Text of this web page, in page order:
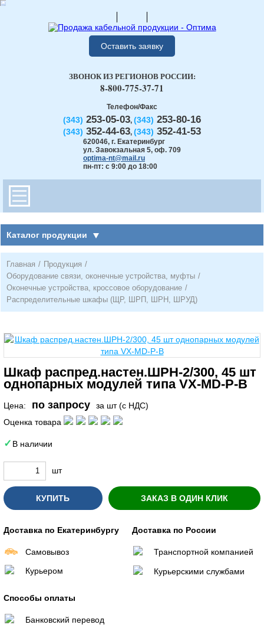
Оставить заявку
Телефон/Факс
(343) 253-05-03, (343) 253-80-16
(343) 352-44-63, (343) 352-41-53
620046, г. Екатеринбург
ул. Завокзальная 5, оф. 709
optima-nt@mail.ru
пн-пт: с 9:00 до 18:00
ЗВОНОК ИЗ РЕГИОНОВ РОССИИ:
8-800-775-37-71
Каталог продукции
Главная / Продукция /
Оборудование связи, оконечные устройства, муфты /
Оконечные устройства, кроссовое оборудование /
Распределительные шкафы (ЩР, ШРП, ШРН, ШРУД)
Шкаф распред.настен.ШРН-2/300, 45 шт
однопарных модулей типа VX-MD-P-B
Цена: по запросу
за шт (с НДС)
Оценка товара
В наличии
шт
КУПИТЬ ЗАКАЗ В ОДИН КЛИК
Доставка по Екатеринбургу
Самовывоз
Курьером
Доставка по России
Транспортной компанией
Курьерскими службами
Способы оплаты
Банковский перевод